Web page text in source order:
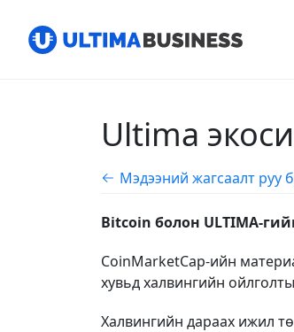
Ultima
Мэдээний жагсаалт руу
Bitcoin болон ULTIMA-
CoinMarketCap-ийн
хувьд халвингийн
Халвингийн дараах ижил